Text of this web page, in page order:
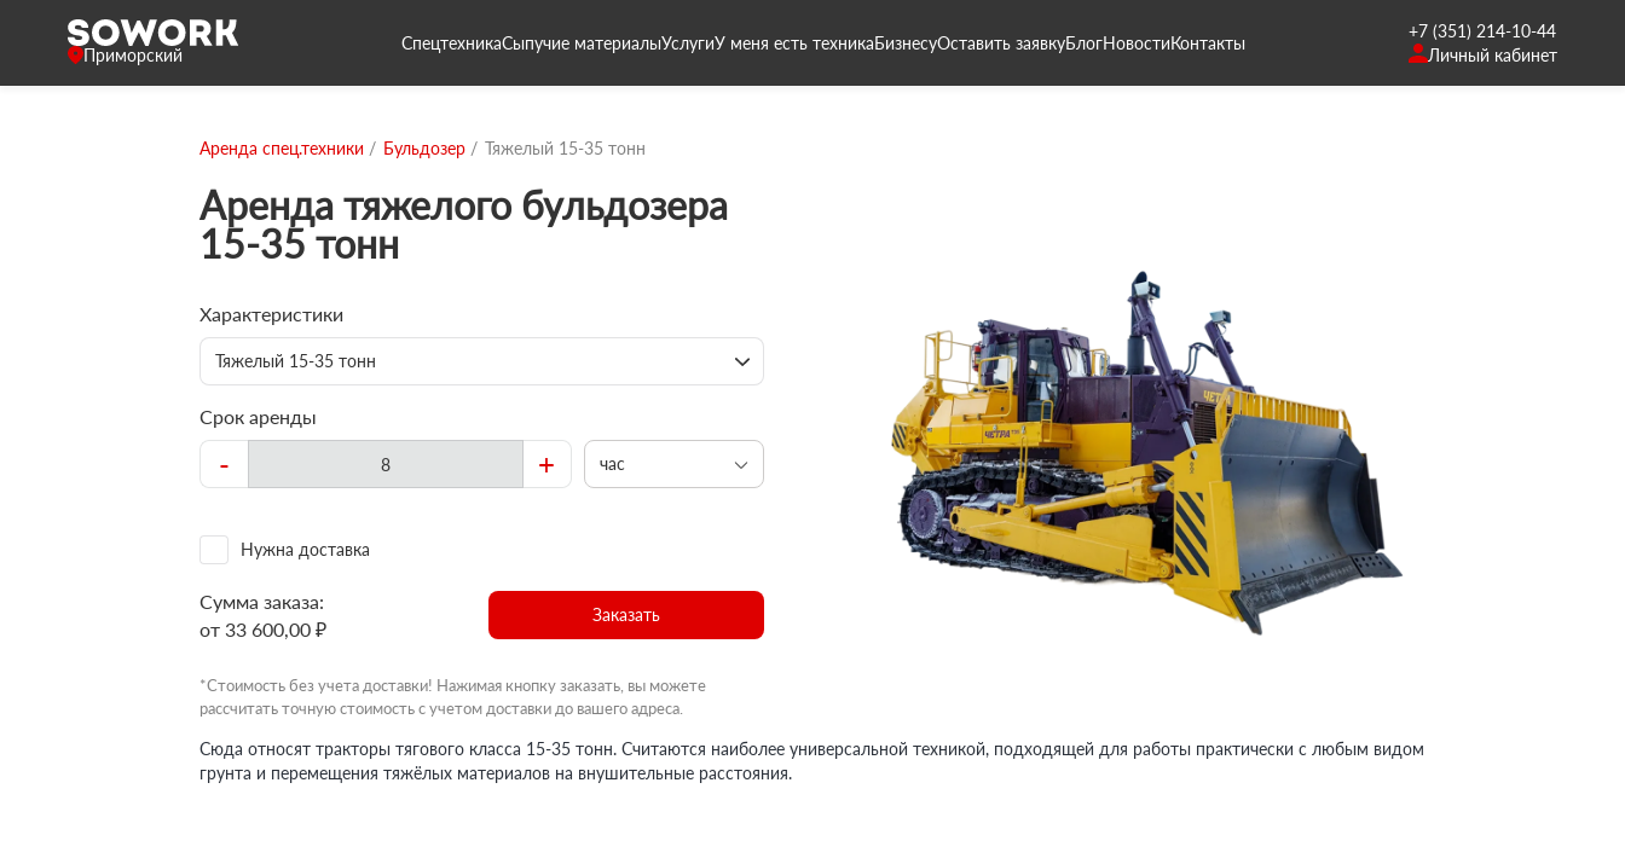
Приморский
СпецтехникаСыпучие материалыУслугиУ меня есть техникаБизнесуОставить заявкуБлогНовостиКонтакты
+7 (351) 214-10-44
Личный кабинет
Аренда спец.техники Бульдозер Тяжелый 15-35 тонн
Аренда тяжелого бульдозера
15-35 тонн
Характеристики
Тяжелый 15-35 тонн
Срок аренды
- + час
Нужна доставка
Сумма заказа:
от 33 600,00 ₽
Заказать
*Стоимость без учета доставки! Нажимая кнопку заказать, вы можете
рассчитать точную стоимость с учетом доставки до вашего адреса.
Сюда относят тракторы тягового класса 15-35 тонн. Считаются наиболее универсальной техникой, подходящей для работы практически с любым видом
грунта и перемещения тяжёлых материалов на внушительные расстояния.